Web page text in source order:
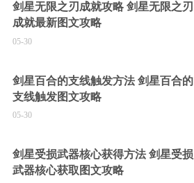
剑星无限之刃成就攻略 剑星无限之刃
成就最新图文攻略
05-30
剑星百合的支线触发方法 剑星百合的
支线触发图文攻略
05-30
剑星受损武器核心获得方法 剑星受损
武器核心获取图文攻略